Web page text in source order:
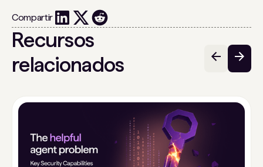
Compartir
Recursos
relacionados